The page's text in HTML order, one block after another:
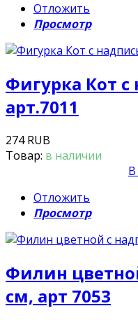
Отложить
Просмотр
Фигурка Кот
арт.7011
274 RUB
Товар: в наличии
В
Отложить
Просмотр
Филин
см, арт 7053